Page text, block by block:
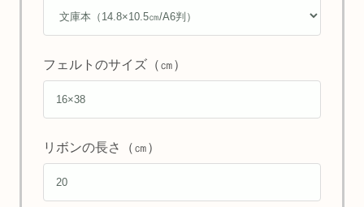
フェルトのサイズ（㎝）
リボンの長さ（㎝）